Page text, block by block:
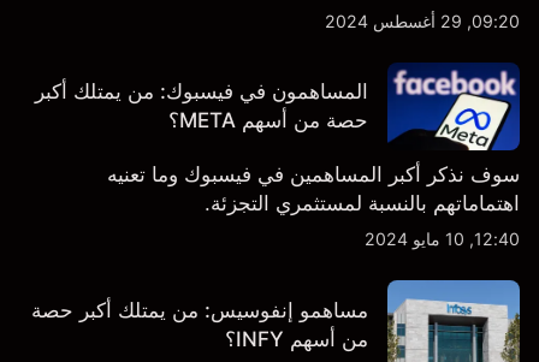
جانب قصص إخبارية مخصصة وتقارير تحليلية متعمقة - وكل
بالضبط.
09:20, 29 أغسطس 2024
المساهمون في فيسبوك: من يمتلك أكبر
حصة من أسهم META؟
سوف نذكر أكبر المساهمين في فيسبوك وما تعنيه
اهتماماتهم بالنسبة لمستثمري التجزئة.
12:40, 10 مايو 2024
مساهمو إنفوسيس: من يمتلك أكبر حصة
من أسهم INFY؟